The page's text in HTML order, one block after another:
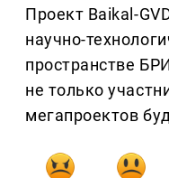
Проект Baikal-
научно-
пространстве
не только
мегапроектов